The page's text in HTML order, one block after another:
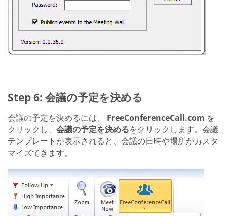
Step 6: 会議の予定を決める
会議の予定を決めるには、 FreeConferenceCall.com を
クリックし、 会議の予定を決めるをクリックします。会議
テンプレートが表示されると、会議の日時や場所がカスタ
マイズできます。